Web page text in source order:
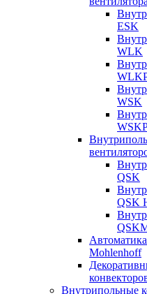
ESK
WLK
WSK
QSK
QSK
Mohlenhoff
Внутрипольные